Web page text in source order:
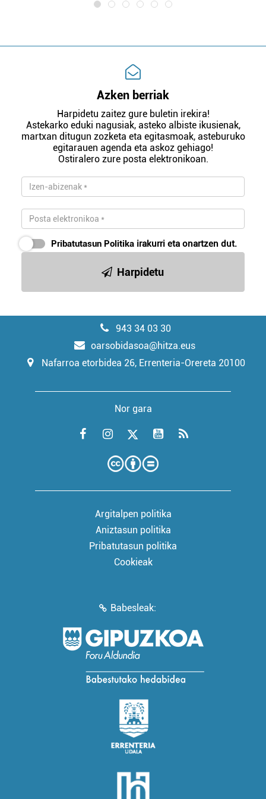
Azken berriak
Harpidetu zaitez gure buletin irekira!
Astekarko eduki nagusiak, asteko albiste ikusienak,
martxan ditugun zozketa eta egitasmoak, asteburuko
egitarauen agenda eta askoz gehiago!
Ostiralero zure posta elektronikoan.
Pribatutasun Politika irakurri eta onartzen dut.
Harpidetu
943 34 03 30
oarsobidasoa@hitza.eus
Nafarroa etorbidea 26, Errenteria-Orereta 20100
Nor gara
Argitalpen politika
Aniztasun politika
Pribatutasun politika
Cookieak
Babesleak: